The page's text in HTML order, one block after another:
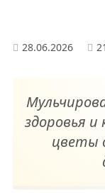
28.06.2026
здоровья и
цветы